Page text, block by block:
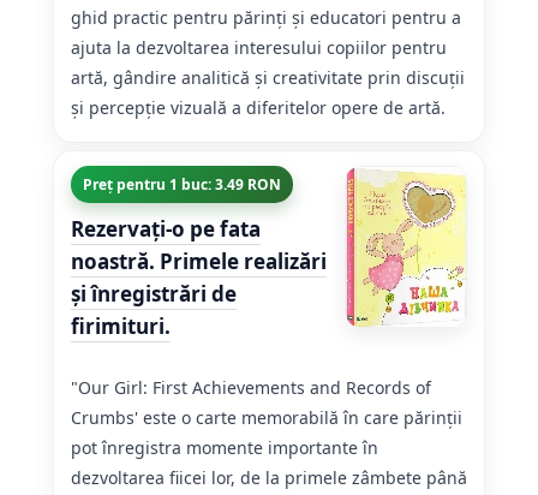
ghid practic pentru părinți și educatori pentru a
ajuta la dezvoltarea interesului copiilor pentru
artă, gândire analitică și creativitate prin discuții
și percepție vizuală a diferitelor opere de artă.
Preț pentru 1 buc: 3.49 RON
Rezervaţi-o pe fata
noastră. Primele realizări
și înregistrări de
firimituri.
"Our Girl: First Achievements and Records of
Crumbs' este o carte memorabilă în care părinții
pot înregistra momente importante în
dezvoltarea fiicei lor, de la primele zâmbete până